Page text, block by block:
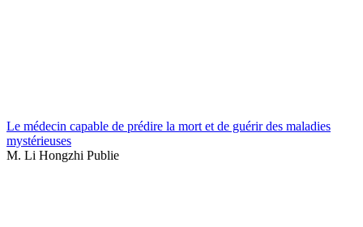
Le médecin capable de prédire la mort et de guérir des maladies
mystérieuses
M. Li Hongzhi Publie